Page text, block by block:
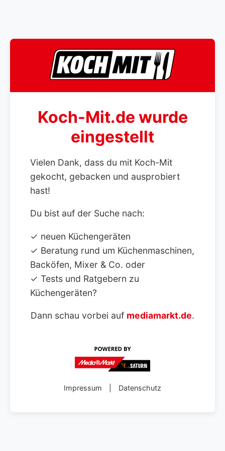
Koch-Mit.de wurde
eingestellt
Vielen Dank, dass du mit Koch-Mit
gekocht, gebacken und ausprobiert
hast!
Du bist auf der Suche nach:
✓ neuen Küchengeräten
✓ Beratung rund um Küchenmaschinen,
Backöfen, Mixer & Co. oder
✓ Tests und Ratgebern zu
Küchengeräten?
Dann schau vorbei auf mediamarkt.de.
Impressum Datenschutz